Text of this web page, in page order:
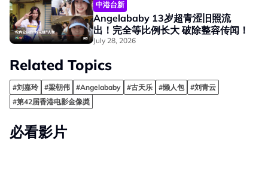
中港台新
Angelababy 13岁超青涩旧照流
出！完全等比例长大 破除整容传闻！
July 28, 2026
Related Topics
#刘嘉玲 #梁朝伟 #Angelababy #古天乐 #懒人包
#刘青云
#第42届香港电影金像奬
必看影片